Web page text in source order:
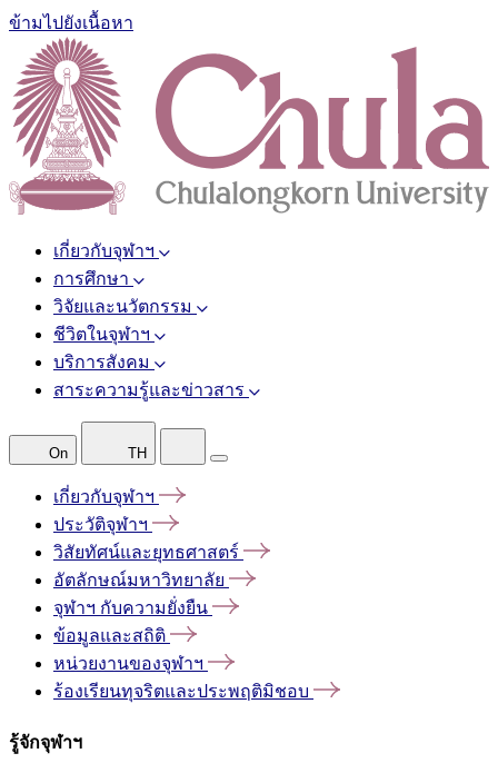
ข้ามไปยังเนื้อหา
เกี่ยวกับจุฬาฯ
การศึกษา
วิจัยและนวัตกรรม
ชีวิตในจุฬาฯ
บริการสังคม
สาระความรู้และข่าวสาร
On TH
เกี่ยวกับจุฬาฯ
ประวัติจุฬาฯ
วิสัยทัศน์และยุทธศาสตร์
อัตลักษณ์มหาวิทยาลัย
จุฬาฯ กับความยั่งยืน
ข้อมูลและสถิติ
หน่วยงานของจุฬาฯ
ร้องเรียนทุจริตและประพฤติมิชอบ
รู้จักจุฬาฯ